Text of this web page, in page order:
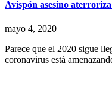
Avispón asesino
mayo 4, 2020
Parece que el 2020 sigue
coronavirus está